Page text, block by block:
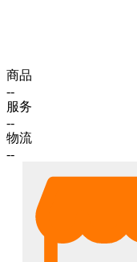
商品
--
服务
--
物流
--